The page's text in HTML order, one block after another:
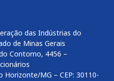
das Indústrias do
de Minas Gerais
Contorno, 4456 –
Horizonte/MG – CEP: 30110-